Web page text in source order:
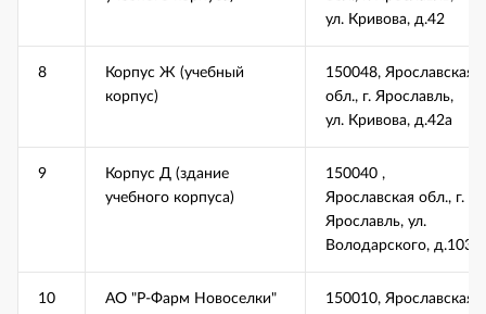
ул. Кривова, д.42
8
Корпус Ж (учебный
корпус)
150048, Ярославская
обл., г. Ярославль,
ул. Кривова, д.42а
9
Корпус Д (здание
учебного корпуса)
150040 ,
Ярославская обл., г.
Ярославль, ул.
Володарского, д.103
10 АО "Р-Фарм Новоселки"
150010, Ярославская